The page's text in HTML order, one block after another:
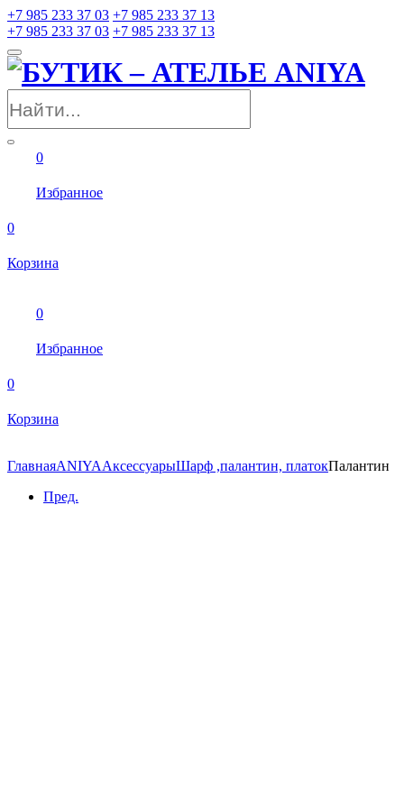
+7 985 233 37 03 +7 985 233 37 13
+7 985 233 37 03 +7 985 233 37 13
0
Избранное
0
Корзина
0
Избранное
0
Корзина
ГлавнаяANIYAАксессуарыШарф ,палантин, платокПалантин
Пред.